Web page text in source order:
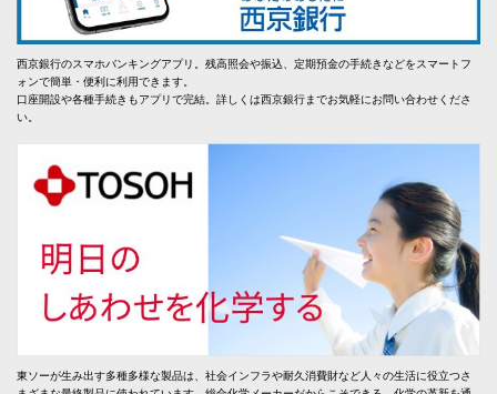
西京銀行のスマホバンキングアプリ。残高照会や振込、定期預金の手続きなどをスマートフ
ォンで簡単・便利に利用できます。
口座開設や各種手続きもアプリで完結。詳しくは西京銀行までお気軽にお問い合わせくださ
い。
東ソーが生み出す多種多様な製品は、社会インフラや耐久消費財など人々の生活に役立つさ